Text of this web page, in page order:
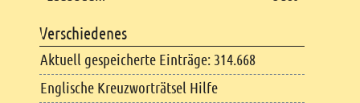
Verschiedenes
Aktuell gespeicherte Einträge: 314.668
Englische Kreuzworträtsel Hilfe